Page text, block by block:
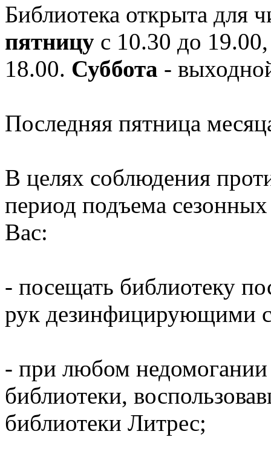
Библиотека открыта для
пятницу с 10.30 до
18.00. Суббота -
Последняя пятница
В целях соблюдения
период подъема
Вас:
- посещать библиотеку
рук дезинфицирующими
- при любом недомогании
библиотеки,
библиотеки Литрес;